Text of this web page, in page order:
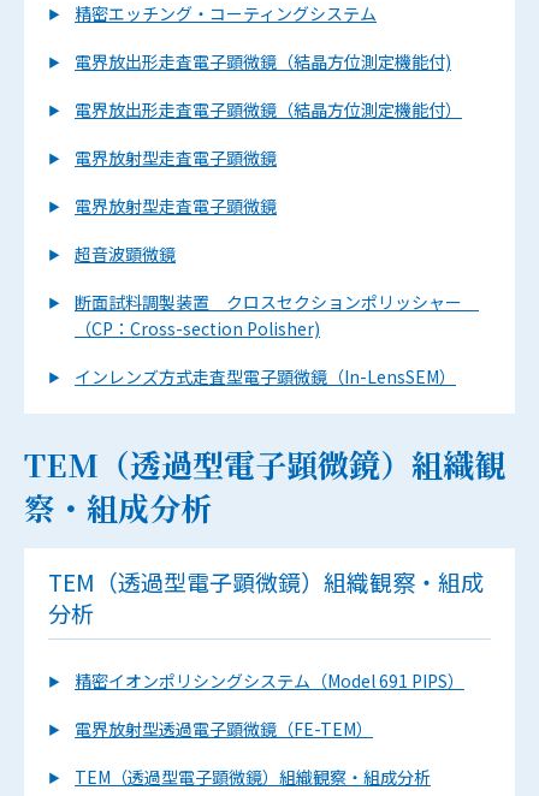
精密エッチング・コーティングシステム
電界放出形走査電子顕微鏡（結晶方位測定機能付)
電界放出形走査電子顕微鏡（結晶方位測定機能付）
電界放射型走査電子顕微鏡
電界放射型走査電子顕微鏡
超音波顕微鏡
断面試料調製装置 クロスセクションポリッシャー
（CP：Cross-section Polisher)
インレンズ方式走査型電子顕微鏡（In-LensSEM）
TEM（透過型電子顕微鏡）組織観
察・組成分析
TEM（透過型電子顕微鏡）組織観察・組成
分析
精密イオンポリシングシステム（Model 691 PIPS）
電界放射型透過電子顕微鏡（FE-TEM）
TEM（透過型電子顕微鏡）組織観察・組成分析